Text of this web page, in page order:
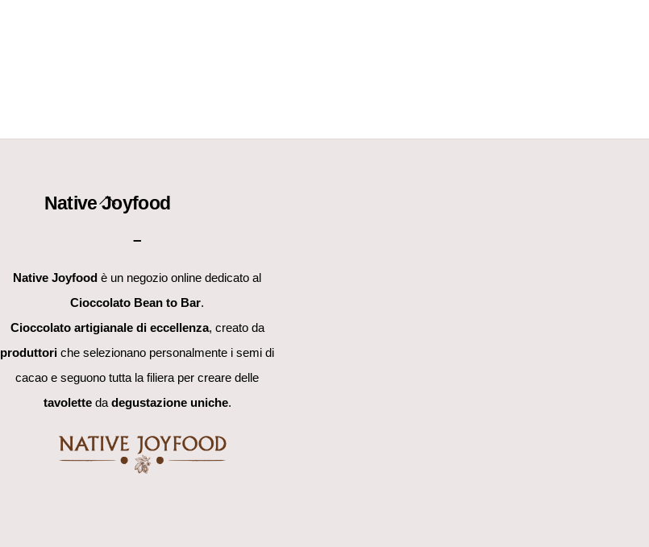
Back
Native Joyfood
–
Native Joyfood è un negozio online dedicato al
Cioccolato Bean to Bar.
Cioccolato artigianale di eccellenza, creato da
produttori che selezionano personalmente i semi di
cacao e seguono tutta la filiera per creare delle
tavoletteda degustazione uniche.